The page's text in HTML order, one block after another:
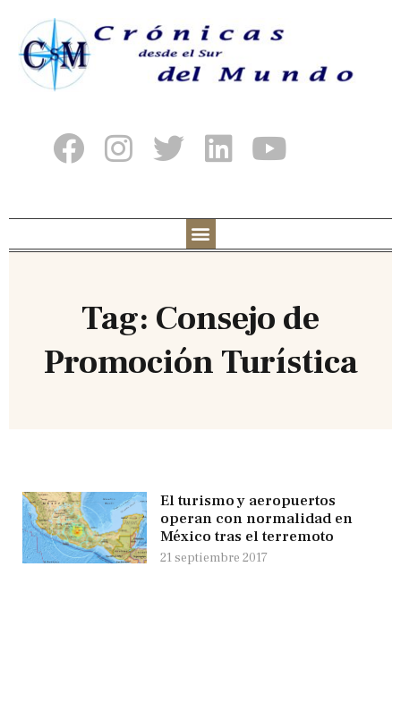
Tag: Consejo de
Promoción Turística
El turismo y aeropuertos
operan con normalidad en
México tras el terremoto
21 septiembre 2017